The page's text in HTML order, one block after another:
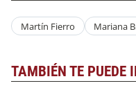
Martín Fierro Mariana
TAMBIÉN TE PUEDE